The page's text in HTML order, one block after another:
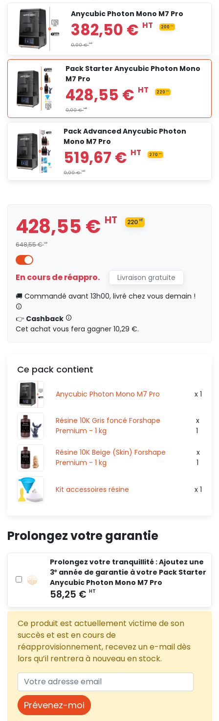
Anycubic Photon Mono M7 Pro
Pack Starter Anycubic Photon Mono
M7 Pro
428,55 €
Pack Advanced Anycubic Photon
Mono M7 Pro
428,55 € HT
648,55 €HT
220 HT
En cours de réappro.
Livraison gratuite
🚚 Commandé avant 13h00, livré chez vous demain !
👉 Cashback
Cet achat vous fera gagner 10,29 €.
Ce pack contient
Anycubic Photon Mono M7 Pro x 1
Résine 10K Gris foncé Forshape
Premium - 1 kg
x
1
Résine 10K Beige (Skin) Forshape
Premium - 1 kg
x
1
Kit accessoires résine x 1
Prolongez votre garantie
Prolongez votre tranquillité : Ajoutez une
3ᵉ année de garantie à votre Pack Starter
Anycubic Photon Mono M7 Pro
Ce produit est actuellement victime de son
succès et est en cours de
réapprovisionnement, recevez un e-mail dès
lors qu’il rentrera à nouveau en stock.
Prévenez-moi